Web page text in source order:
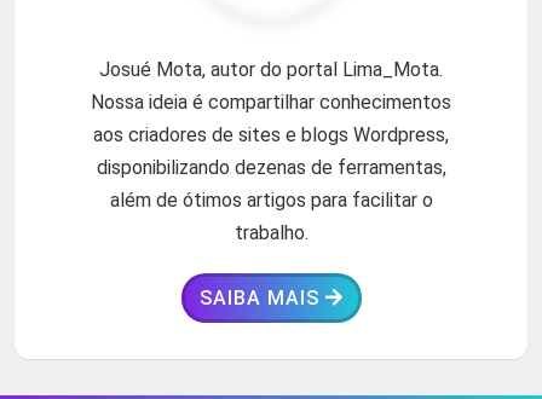
Josué Mota, autor do portal Lima_Mota.
Nossa ideia é compartilhar conhecimentos
aos criadores de sites e blogs Wordpress,
disponibilizando dezenas de ferramentas,
além de ótimos artigos para facilitar o
trabalho.
SAIBA MAIS